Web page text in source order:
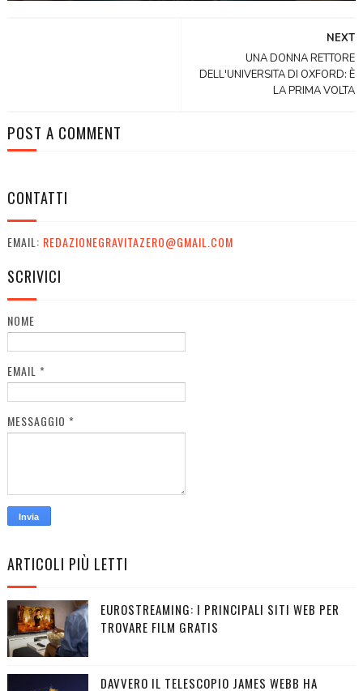
NEXT
UNA DONNA RETTORE
DELL'UNIVERSITA DI OXFORD: È
LA PRIMA VOLTA
POST A COMMENT
CONTATTI
EMAIL: REDAZIONEGRAVITAZERO@GMAIL.COM
SCRIVICI
NOME
EMAIL *
MESSAGGIO *
ARTICOLI PIÙ LETTI
EUROSTREAMING: I PRINCIPALI SITI WEB PER
TROVARE FILM GRATIS
DAVVERO IL TELESCOPIO JAMES WEBB HA